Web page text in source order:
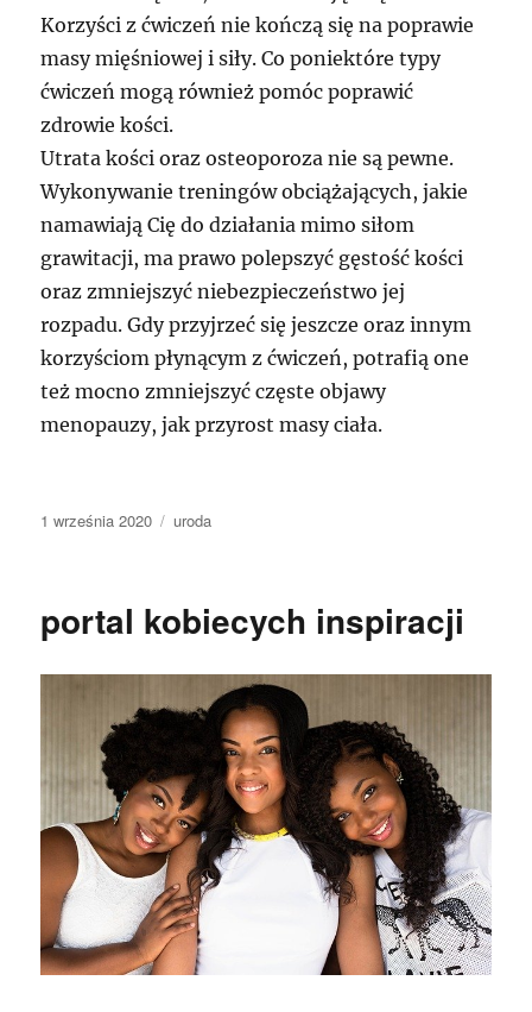
Korzyści z ćwiczeń nie kończą się na poprawie
masy mięśniowej i siły. Co poniektóre typy
ćwiczeń mogą również pomóc poprawić
zdrowie kości.
Utrata kości oraz osteoporoza nie są pewne.
Wykonywanie treningów obciążających, jakie
namawiają Cię do działania mimo siłom
grawitacji, ma prawo polepszyć gęstość kości
oraz zmniejszyć niebezpieczeństwo jej
rozpadu. Gdy przyjrzeć się jeszcze oraz innym
korzyściom płynącym z ćwiczeń, potrafią one
też mocno zmniejszyć częste objawy
menopauzy, jak przyrost masy ciała.
Data
1 września 2020 Kategorie
uroda
portal kobiecych inspiracji